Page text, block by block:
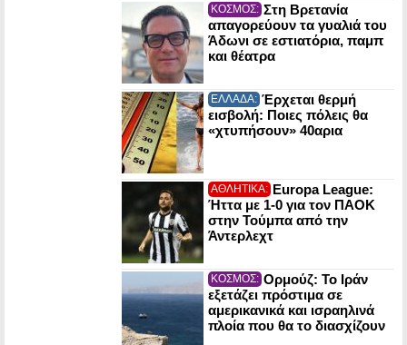
ΚΟΣΜΟΣ: Στη Βρετανία
απαγορεύουν τα γυαλιά του
Άδωνι σε εστιατόρια, παμπ
και θέατρα
ΕΛΛΑΔΑ: Έρχεται θερμή
εισβολή: Ποιες πόλεις θα
«χτυπήσουν» 40αρια
ΑΘΛΗΤΙΚΑ: Europa League:
Ήττα με 1-0 για τον ΠΑΟΚ
στην Τούμπα από την
Άντερλεχτ
ΚΟΣΜΟΣ: Ορμούζ: Το Ιράν
εξετάζει πρόστιμα σε
αμερικανικά και ισραηλινά
πλοία που θα το διασχίζουν